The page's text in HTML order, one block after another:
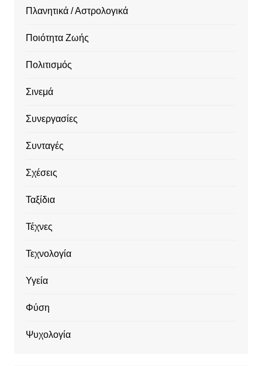
Πλανητικά / Αστρολογικά
Ποιότητα Ζωής
Πολιτισμός
Σινεμά
Συνεργασίες
Συνταγές
Σχέσεις
Ταξίδια
Τέχνες
Τεχνολογία
Υγεία
Φύση
Ψυχολογία